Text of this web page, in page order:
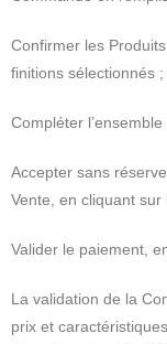
Confirmer les
finitions sélectionnés ;
Compléter
Accepter sans
Vente, en cliquant
Valider le paiement,
La validation de la
prix et